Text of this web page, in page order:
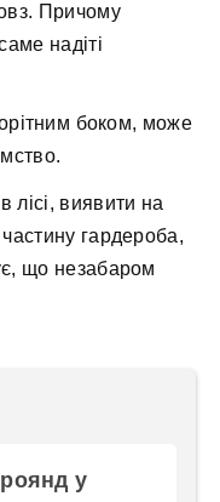
Причому
надіті
боком, може
лісі, виявити на
гардероба,
що незабаром
у